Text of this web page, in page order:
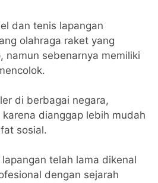
dan tenis lapangan
olahraga raket yang
namun sebenarnya memiliki
di berbagai negara,
dianggap lebih mudah
sosial.
telah lama dikenal
dengan sejarah